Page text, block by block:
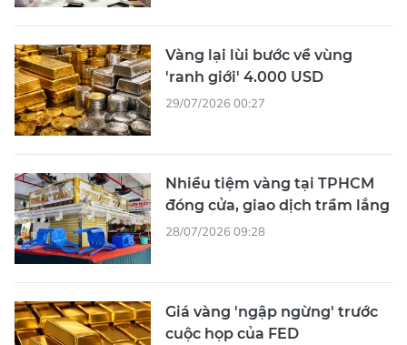
Vàng lại lùi bước về vùng
'ranh giới' 4.000 USD
29/07/2026 00:27
Nhiều tiệm vàng tại TPHCM
đóng cửa, giao dịch trầm lắng
28/07/2026 09:28
Giá vàng 'ngập ngừng' trước
cuộc họp của FED